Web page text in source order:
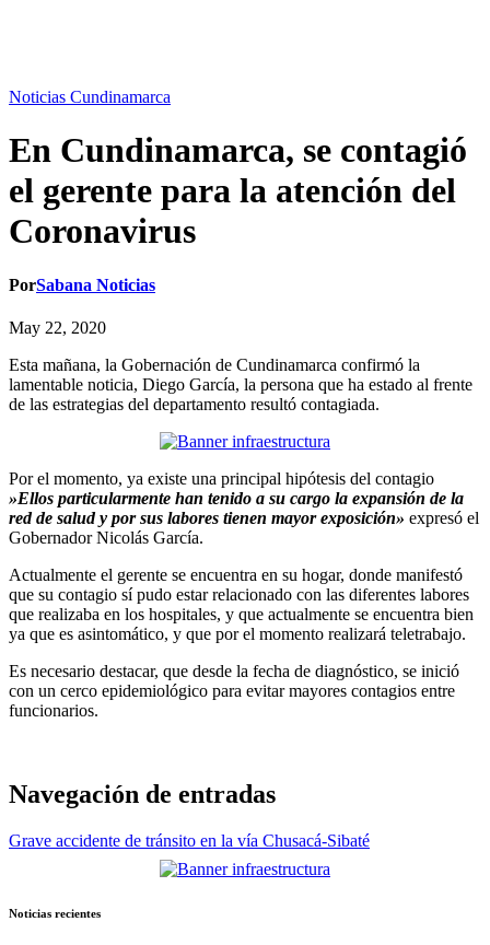
Noticias Cundinamarca
En Cundinamarca, se contagió
el gerente para la atención del
Coronavirus
PorSabana Noticias
May 22, 2020
Esta mañana, la Gobernación de Cundinamarca confirmó la
lamentable noticia, Diego García, la persona que ha estado al frente
de las estrategias del departamento resultó contagiada.
Por el momento, ya existe una principal hipótesis del contagio
»Ellos particularmente han tenido a su cargo la expansión de la
red de salud y por sus labores tienen mayor exposición» expresó el
Gobernador Nicolás García.
Actualmente el gerente se encuentra en su hogar, donde manifestó
que su contagio sí pudo estar relacionado con las diferentes labores
que realizaba en los hospitales, y que actualmente se encuentra bien
ya que es asintomático, y que por el momento realizará teletrabajo.
Es necesario destacar, que desde la fecha de diagnóstico, se inició
con un cerco epidemiológico para evitar mayores contagios entre
funcionarios.
Navegación de entradas
Grave accidente de tránsito en la vía Chusacá-Sibaté
Noticias recientes